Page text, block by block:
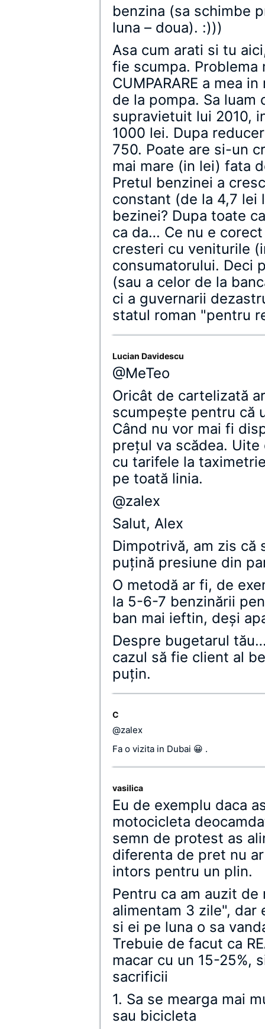
benzina (sa schimbe
luna – doua). :)))
Asa cum arati si tu
fie scumpa. Problema
CUMPARARE a mea
de la pompa. Sa
supravietuit lui 2010,
1000 lei. Dupa
750. Poate are si-un
mai mare (in lei) fata
Pretul benzinei a
constant (de la 4,7 lei
bezinei? Dupa toate
ca da… Ce nu e
cresteri cu veniturile
consumatorului. Deci
(sau a celor de la
ci a guvernarii
statul roman "pentru
Lucian Davidescu
@MeTeo
Oricât de cartelizată
scumpeşte pentru că
Când nu vor mai fi
preţul va scădea.
cu tarifele la
pe toată linia.
@zalex
Salut, Alex
Dimpotrivă, am zis că
puţină presiune din
O metodă ar fi, de
la 5-6-7 benzinării
ban mai ieftin, deşi
Despre bugetarul
cazul să fie client al
puţin.
C
@zalex
Fa o vizita in Dubai 😀 .
vasilica
Eu de exemplu daca
motocicleta
semn de protest as
diferenta de pret nu
intors pentru un plin.
Pentru ca am auzit
alimentam 3 zile", dar
si ei pe luna o sa
Trebuie de facut ca
macar cu un 15-25%,
sacrificii
1. Sa se mearga mai
sau bicicleta